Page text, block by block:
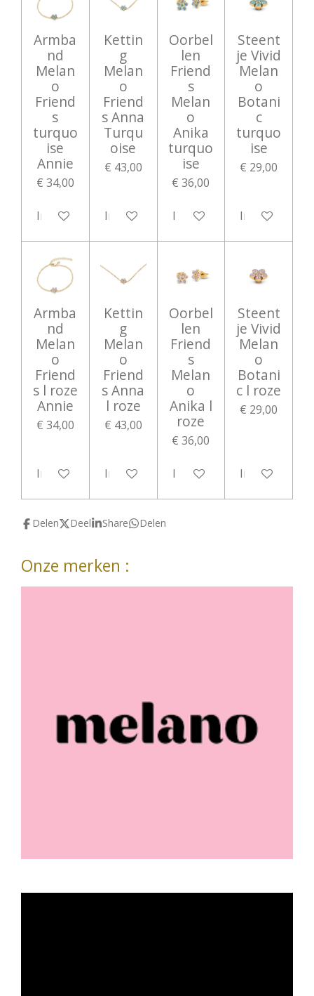
Armba
nd
Melan
o
Friend
s
turquo
ise
Annie
€ 34,00
In winkelwagen
Kettin
g
Melan
o
Friend
s Anna
Turqu
oise
€ 43,00
In winkelwagen
Oorbel
len
Friend
s
Melan
o
Anika
turquo
ise
€ 36,00
In winkelwagen
Steent
je Vivid
Melan
o
Botani
c
turquo
ise
€ 29,00
In
Armba
nd
Melan
o
Friend
s l roze
Annie
€ 34,00
In winkelwagen
Kettin
g
Melan
o
Friend
s Anna
l roze
€ 43,00
In winkelwagen
Oorbel
len
Friend
s
Melan
o
Anika l
roze
€ 36,00
In winkelwagen
Steent
je Vivid
Melan
o
Botani
c l roze
€ 29,00
In
Delen Deel Share Delen
Onze merken :